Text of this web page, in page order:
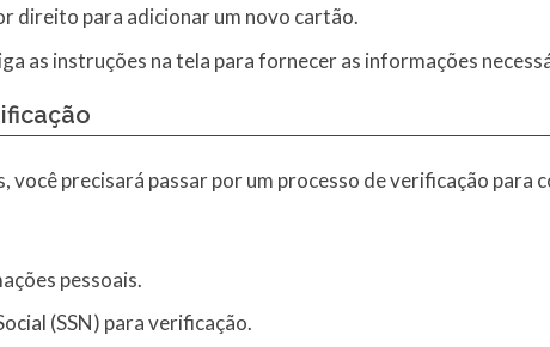
direito para adicionar um novo cartão.
as instruções na tela para fornecer as informações
você precisará passar por um processo de verificação para
pessoais.
(SSN) para verificação.